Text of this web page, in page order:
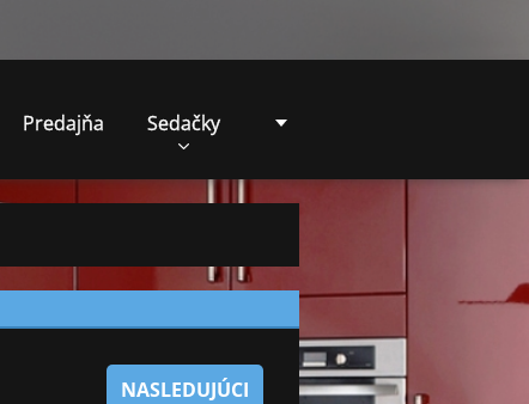
Predajňa Sedačky
NASLEDUJÚCI